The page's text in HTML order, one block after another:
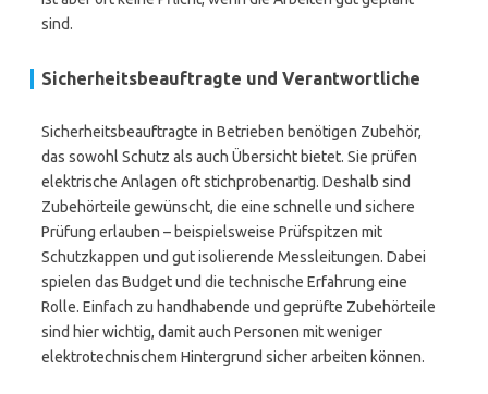
sind.
Sicherheitsbeauftragte und Verantwortliche
Sicherheitsbeauftragte in Betrieben benötigen Zubehör,
das sowohl Schutz als auch Übersicht bietet. Sie prüfen
elektrische Anlagen oft stichprobenartig. Deshalb sind
Zubehörteile gewünscht, die eine schnelle und sichere
Prüfung erlauben – beispielsweise Prüfspitzen mit
Schutzkappen und gut isolierende Messleitungen. Dabei
spielen das Budget und die technische Erfahrung eine
Rolle. Einfach zu handhabende und geprüfte Zubehörteile
sind hier wichtig, damit auch Personen mit weniger
elektrotechnischem Hintergrund sicher arbeiten können.